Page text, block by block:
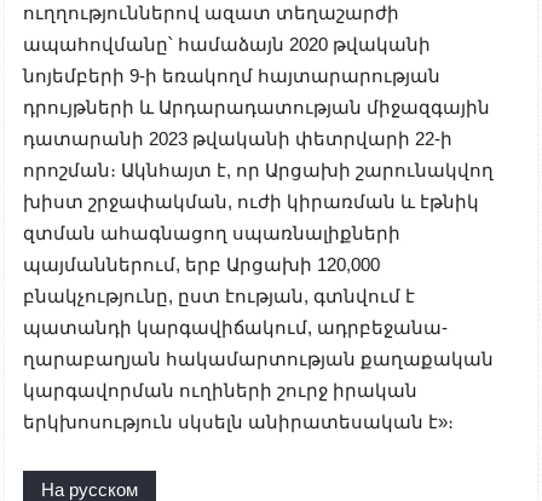
ուղղություններով ազատ տեղաշարժի
ապահովմանը՝ համաձայն 2020 թվականի
նոյեմբերի 9-ի եռակողմ հայտարարության
դրույթների և Արդարադատության միջազգային
դատարանի 2023 թվականի փետրվարի 22-ի
որոշման։ Ակնհայտ է, որ Արցախի շարունակվող
խիստ շրջափակման, ուժի կիրառման և էթնիկ
զտման ահագնացող սպառնալիքների
պայմաններում, երբ Արցախի 120,000
բնակչությունը, ըստ էության, գտնվում է
պատանդի կարգավիճակում, ադրբեջանա-
ղարաբաղյան հակամարտության քաղաքական
կարգավորման ուղիների շուրջ իրական
երկխոսություն սկսելն անիրատեսական է»։
На русском